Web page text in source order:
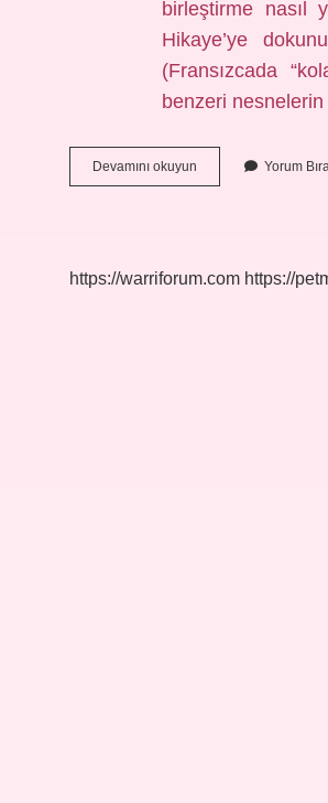
birleştirme nasıl
Hikaye’ye
(Fransızcada
benzeri nesnelerin
Devamını okuyun
Fotoğraf
Yorum
https://warriforum.com https://